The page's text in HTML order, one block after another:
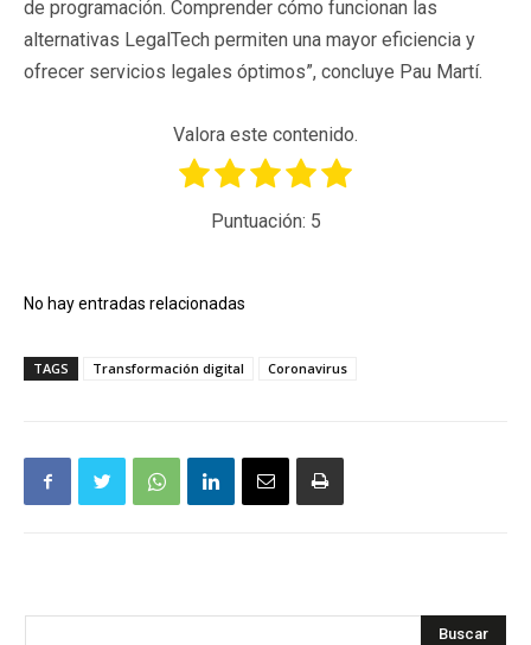
de programación. Comprender cómo funcionan las
alternativas LegalTech permiten una mayor eficiencia y
ofrecer servicios legales óptimos”, concluye Pau Martí.
Valora este contenido.
Puntuación: 5
No hay entradas relacionadas
TAGS Transformación digital Coronavirus
Buscar